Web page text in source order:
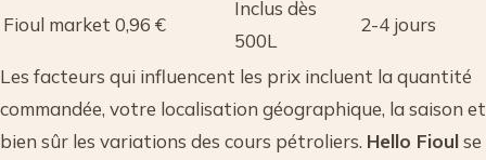
Fioul market 0,96 €
Inclus dès
500L
2-4 jours
Les facteurs qui influencent les prix incluent la quantité
commandée, votre localisation géographique, la saison et
bien sûr les variations des cours pétroliers. Hello Fioulse